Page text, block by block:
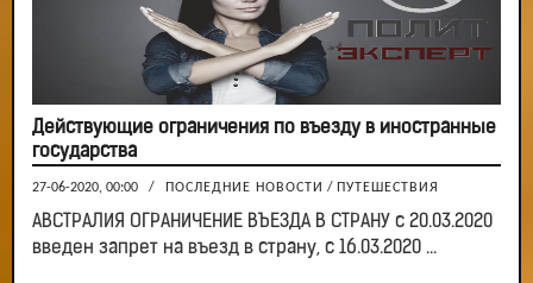
Действующие ограничения по въезду в иностранные
государства
27-06-2020, 00:00 / ПОСЛЕДНИЕ НОВОСТИ / ПУТЕШЕСТВИЯ
АВСТРАЛИЯ ОГРАНИЧЕНИЕ ВЪЕЗДА В СТРАНУ с 20.03.2020
введен запрет на въезд в страну, с 16.03.2020 ...